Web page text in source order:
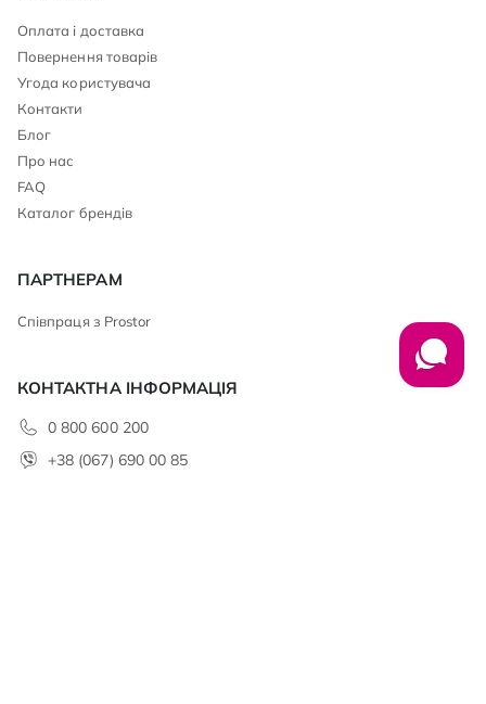
Оплата і доставка
Повернення товарів
Угода користувача
Контакти
Блог
Про нас
FAQ
Каталог брендів
ПАРТНЕРАМ
Співпраця з Prostor
КОНТАКТНА ІНФОРМАЦІЯ
0 800 600 200
+38 (067) 690 00 85